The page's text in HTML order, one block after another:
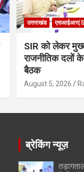
उत्तराखंड
SIR को लेकर
राजनीतिक दलों
बैठक
August 5, 2026
ब्रेकिंग न्यूज़